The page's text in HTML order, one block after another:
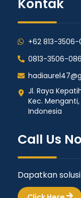
Kontak
+62 813-
0813-3506-
Jl. Raya
Kec.
Indonesia
Call Us
Dapatkan